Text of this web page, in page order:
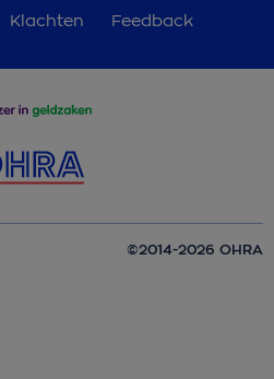
Klachten Feedback
©2014-2026 OHRA